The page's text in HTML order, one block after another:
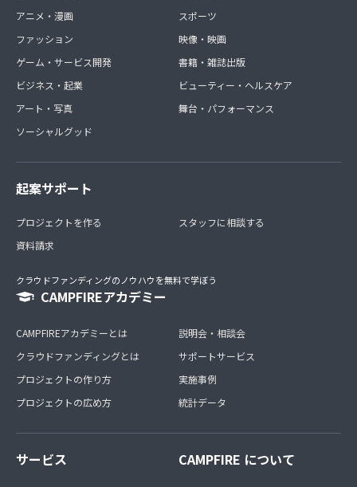
アニメ・漫画
ファッション
ゲーム・サービス開発
ビジネス・起業
アート・写真
ソーシャルグッド
スポーツ
映像・映画
書籍・雑誌出版
ビューティー・ヘルスケア
舞台・パフォーマンス
起案サポート
プロジェクトを作る
資料請求
スタッフに相談する
クラウドファンディングのノウハウを無料で学ぼう
CAMPFIREアカデミー
CAMPFIREアカデミーとは
クラウドファンディングとは
プロジェクトの作り方
プロジェクトの広め方
説明会・相談会
サポートサービス
実施事例
統計データ
サービス CAMPFIRE について